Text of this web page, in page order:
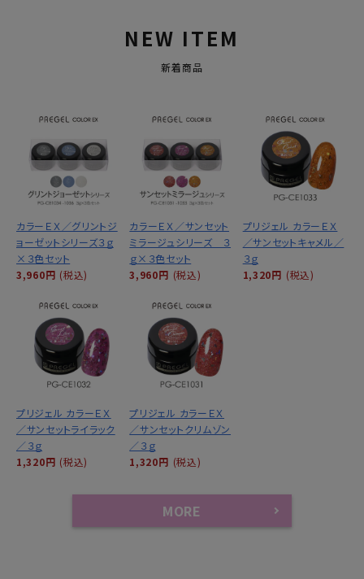
NEW ITEM
新着商品
カラーＥＸ／グリントジ
ョーゼットシリーズ３ｇ
×３色セット
3,960円 (税込)
カラーＥＸ／サンセット
ミラージュシリーズ ３
ｇ×３色セット
3,960円 (税込)
プリジェル カラーＥＸ
／サンセットキャメル／
３ｇ
1,320円 (税込)
プリジェル カラーＥＸ
／サンセットライラック
／３ｇ
1,320円 (税込)
プリジェル カラーＥＸ
／サンセットクリムゾン
／３ｇ
1,320円 (税込)
MORE